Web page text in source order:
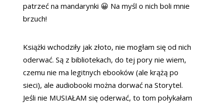
patrzeć na mandarynki 😀 Na myśl o nich boli mnie
brzuch!
Książki wchodziły jak złoto, nie mogłam się od nich
oderwać. Są z bibliotekach, do tej pory nie wiem,
czemu nie ma legitnych ebooków (ale krążą po
sieci), ale audiobooki można dorwać na Storytel.
Jeśli nie MUSIAŁAM się oderwać, to tom połykałam